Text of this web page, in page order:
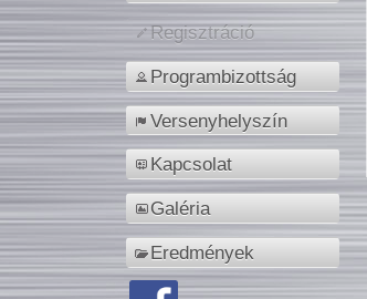
Regisztráció
Programbizottság
Versenyhelyszín
Kapcsolat
Galéria
Eredmények